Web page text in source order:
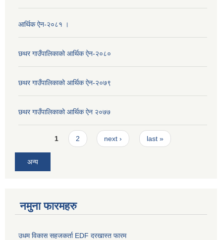
आर्थिक ऐन-२०८१ ।
छथर गाउँपालिकाको आर्थिक ऐन-२०८०
छथर गाउँपालिकाको आर्थिक ऐन-२०७९
छथर गाउँपालिकाको आर्थिक ऐन २०७७
Pages1 2 next › last »
अन्य
नमुना फारमहरु
उधम विकास सहजकर्ता EDF दरखास्त फारम